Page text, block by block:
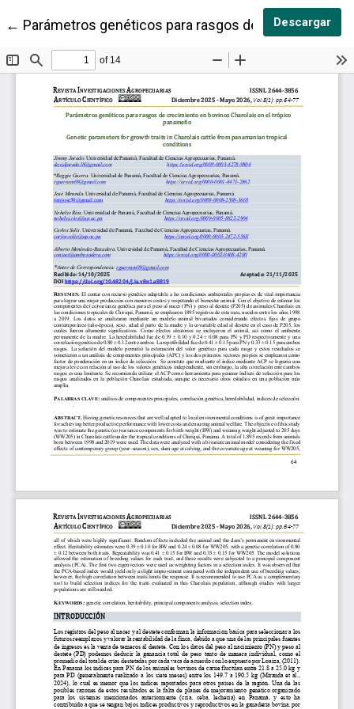
← Volver a los detalles del artículo
Parámetros genéticos para rasgos de crecimiento
Descargar